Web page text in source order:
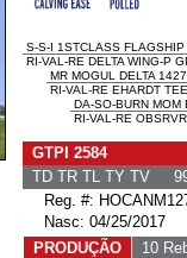
S-S-I 1STCLASS FLAGSHIP
RI-VAL-RE DELTA WING-P
MR MOGUL DELTA 1427
RI-VAL-RE EHARDT
DA-SO-BURN MOM
RI-VAL-RE
GTPI 2584
TD TR TL TY TV
Reg. #:
Nasc: 04/25/2017
PRODUÇÃO
10